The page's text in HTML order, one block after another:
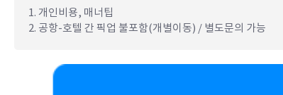
1. 개인비용, 매너팁
2. 공항-호텔 간 픽업 불포함(개별이동) / 별도문의 가능